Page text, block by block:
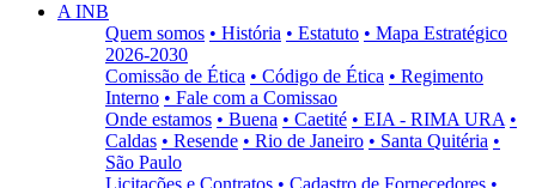
Canais
A INB
Quem somos • História • Estatuto • Mapa Estratégico
2026-2030
Comissão de Ética • Código de Ética • Regimento
Interno • Fale com a Comissao
Onde estamos • Buena • Caetité • EIA - RIMA URA •
Caldas • Resende • Rio de Janeiro • Santa Quitéria •
São Paulo
Licitações e Contratos • Cadastro de Fornecedores •